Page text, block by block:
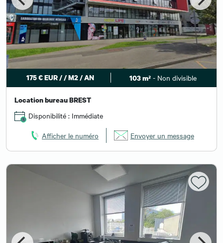
175 € EUR / / M2 / AN 103 m²- Non divisible
Location bureau BREST
Disponibilité : Immédiate
Afficher le numéro Envoyer un message